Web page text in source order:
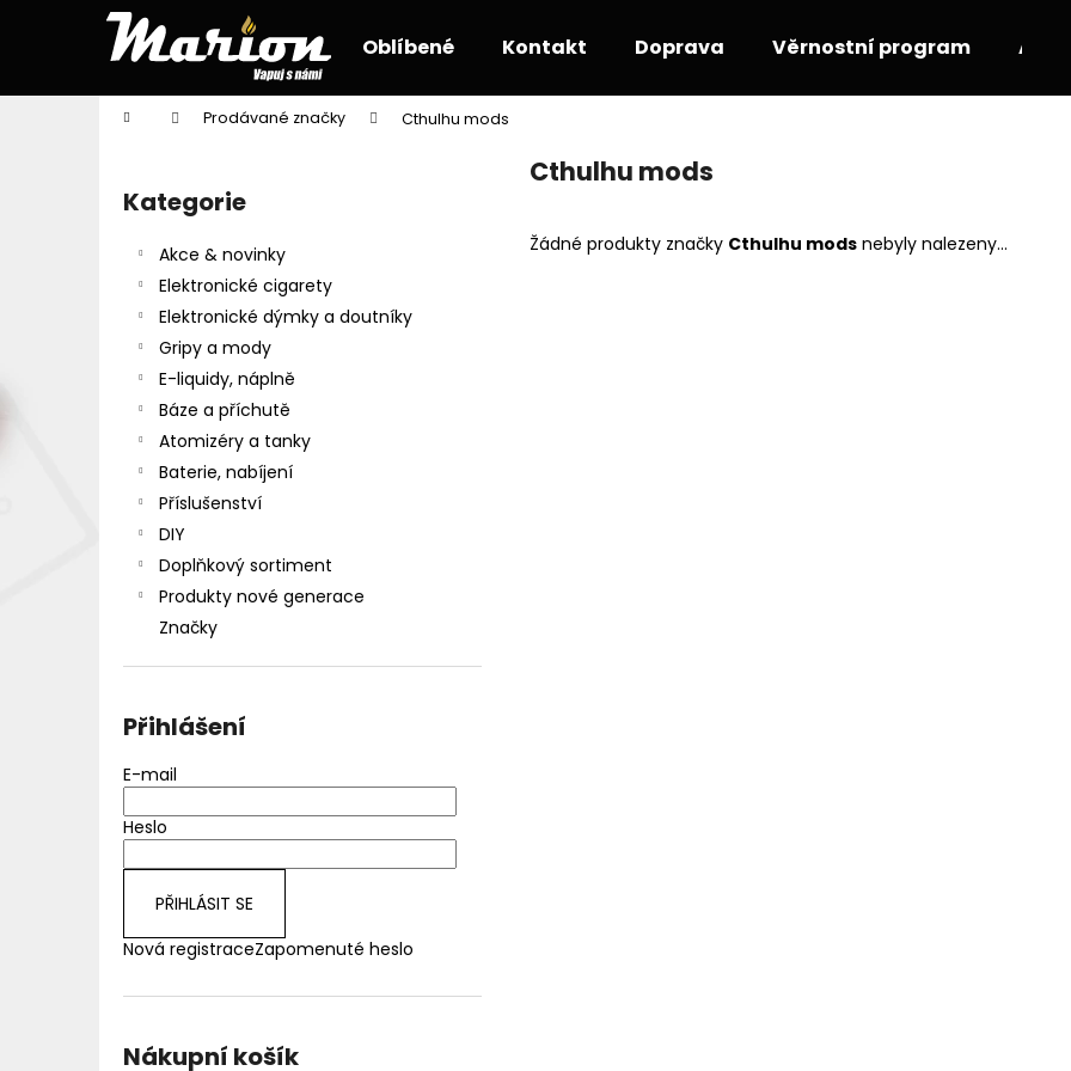
Oblíbené Kontakt Doprava Věrnostní program
Domů Prodávané značky Cthulhu mods
Přeskočit
kategorie
Kategorie
Akce & novinky
Elektronické cigarety
Elektronické dýmky a doutníky
Gripy a mody
E-liquidy, náplně
Báze a příchutě
Atomizéry a tanky
Baterie, nabíjení
Příslušenství
DIY
Doplňkový sortiment
Produkty nové generace
Značky
Přihlášení
E-mail
Heslo
PŘIHLÁSIT SE
Nová registraceZapomenuté heslo
Nákupní košík
Cthulhu mods
Žádné produkty značky Cthulhu mods nebyly nalezeny...
í
Zpět
do
Zpět
do
DEKANG DESERT SHIP 10ML 18MG
155 Kč
Původně: 195 Kč